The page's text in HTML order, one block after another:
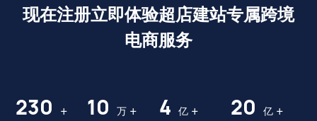
现在注册立即体验超店建站专属跨境
电商服务
230 + 10 万 + 4 亿 + 20 亿 +